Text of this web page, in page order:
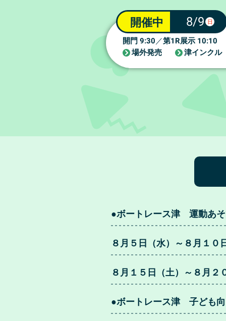
開催中 8/9 日
開門 9:30 ／第1R展示 10:10
場外発売 津インクル
●ボートレース津 運動あ
８月５日（水）～８月１０
８月１５日（土）～８月２
●ボートレース津 子ども